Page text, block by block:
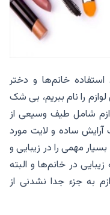
استفاده خانم‌ها و دختر
را نام ببریم، بی شک
شامل طیف وسیعی از
ساده و لایت مورد
مهمی را در زیبایی و
در خانم‌ها و البته
به جزء جدا نشدنی از